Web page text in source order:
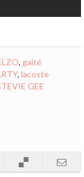
, gaité
, lacoste
GEE